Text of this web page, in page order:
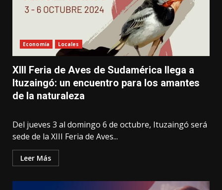
Economía Locales
XIII Feria de Aves de Sudamérica llega a
Ituzaingó: un encuentro para los amantes
de la naturaleza
Del jueves 3 al domingo 6 de octubre, Ituzaingó será
sede de la XIII Feria de Aves...
Leer Más